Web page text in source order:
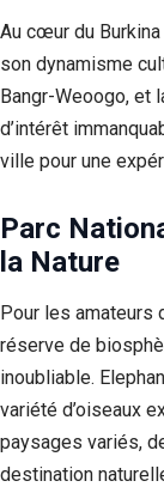
Au cœur du
son dynamisme
Bangr-Weoogo, et
d’intérêt
ville pour une
Parc
la Nature
Pour les amateurs
réserve de
inoubliable.
variété d’oiseaux
paysages variés,
destination